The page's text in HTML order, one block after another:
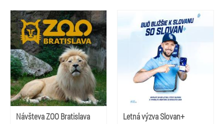
Návšteva ZOO Bratislava Letná výzva Slovan+